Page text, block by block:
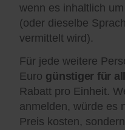
wenn es inhaltlich
(oder dieselbe
vermittelt wird).
Für jede weitere
Euro günstiger für
Rabatt pro Einheit.
anmelden, würde es
Preis kosten,